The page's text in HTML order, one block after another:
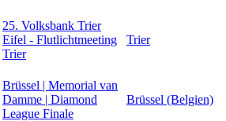
25. Volksbank Trier
Eifel - Flutlichtmeeting
Trier
Trier
Brüssel | Memorial van
Damme | Diamond
League Finale
Brüssel (Belgien)